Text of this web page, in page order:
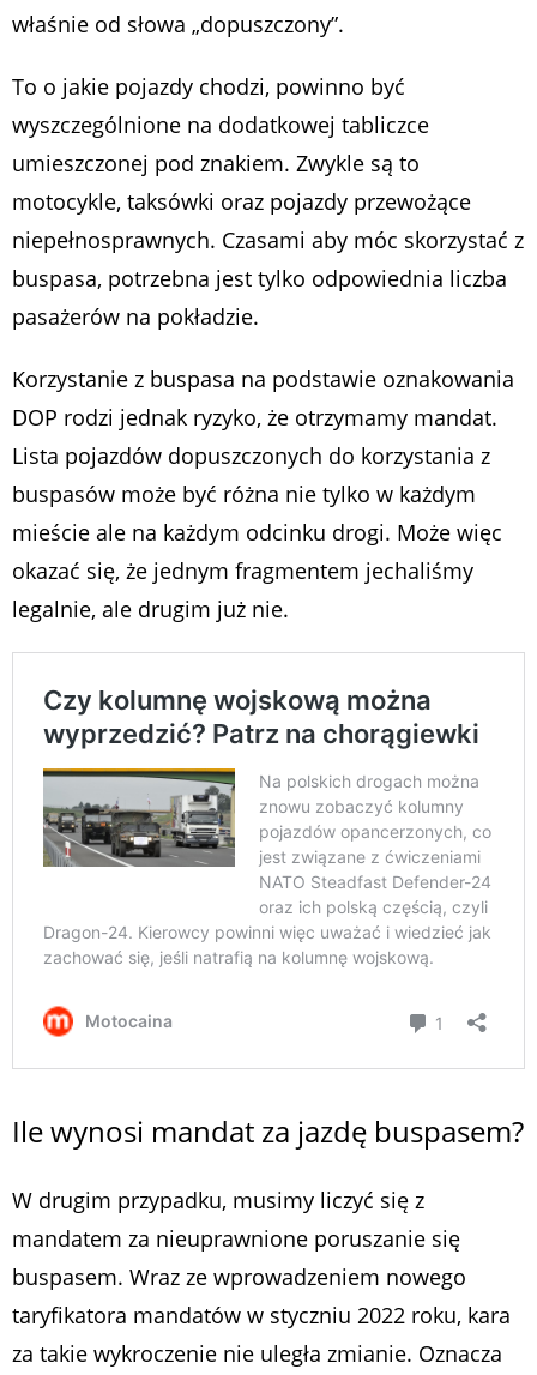
właśnie od słowa „dopuszczony”.
To o jakie pojazdy chodzi, powinno być
wyszczególnione na dodatkowej tabliczce
umieszczonej pod znakiem. Zwykle są to
motocykle, taksówki oraz pojazdy przewożące
niepełnosprawnych. Czasami aby móc skorzystać z
buspasa, potrzebna jest tylko odpowiednia liczba
pasażerów na pokładzie.
Korzystanie z buspasa na podstawie oznakowania
DOP rodzi jednak ryzyko, że otrzymamy mandat.
Lista pojazdów dopuszczonych do korzystania z
buspasów może być różna nie tylko w każdym
mieście ale na każdym odcinku drogi. Może więc
okazać się, że jednym fragmentem jechaliśmy
legalnie, ale drugim już nie.
Ile wynosi mandat za jazdę buspasem?
W drugim przypadku, musimy liczyć się z
mandatem za nieuprawnione poruszanie się
buspasem. Wraz ze wprowadzeniem nowego
taryfikatora mandatów w styczniu 2022 roku, kara
za takie wykroczenie nie uległa zmianie. Oznacza